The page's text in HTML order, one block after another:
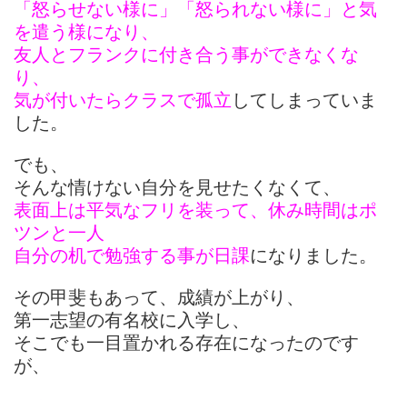
「怒らせない様に」「怒られない様に」と気
を遣う様になり、
友人とフランクに付き合う事ができなくな
り、
気が付いたらクラスで孤立 してしまっていま
した。
でも、
そんな情けない自分を見せたくなくて、
表面上は平気なフリを装って、休み時間はポ
ツンと一人
自分の机で勉強する事が日課になりました。
その甲斐もあって、成績が上がり、
第一志望の有名校に入学し、
そこでも一目置かれる存在になったのです
が、